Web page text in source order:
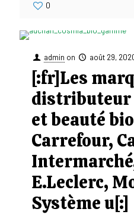
0
admin on août 29,
[:fr]Les
distributeur
et beauté
Carrefour,
E.Leclerc,
Système u[:]